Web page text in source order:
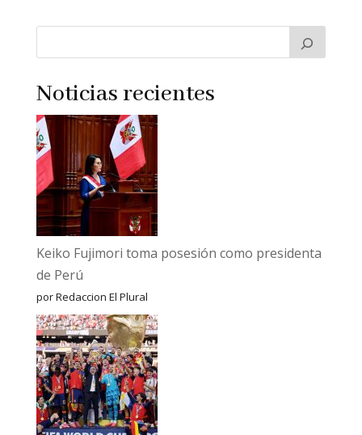
Noticias recientes
Keiko Fujimori toma posesión como presidenta
de Perú
por Redaccion El Plural